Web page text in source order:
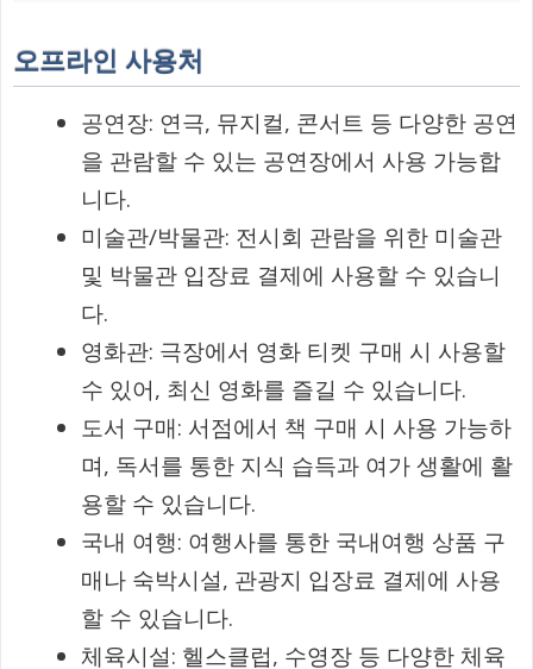
오프라인 사용처
공연장: 연극, 뮤지컬, 콘서트 등 다양한 공연
을 관람할 수 있는 공연장에서 사용 가능합
니다.
미술관/박물관: 전시회 관람을 위한 미술관
및 박물관 입장료 결제에 사용할 수 있습니
다.
영화관: 극장에서 영화 티켓 구매 시 사용할
수 있어, 최신 영화를 즐길 수 있습니다.
도서 구매: 서점에서 책 구매 시 사용 가능하
며, 독서를 통한 지식 습득과 여가 생활에 활
용할 수 있습니다.
국내 여행: 여행사를 통한 국내여행 상품 구
매나 숙박시설, 관광지 입장료 결제에 사용
할 수 있습니다.
체육시설: 헬스클럽, 수영장 등 다양한 체육